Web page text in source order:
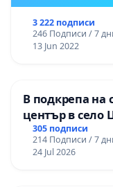
3 222 подписи
246 Подписи / 7
13 Jun 2022
В подкрепа на
център в село
305 подписи
214 Подписи / 7
24 Jul 2026